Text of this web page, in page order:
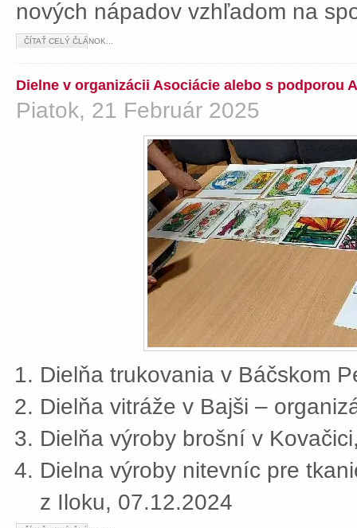
nových nápadov vzhľadom na
ČÍTAŤ CELÝ ČLÁNOK...
Dielne v organizácii Asociácie alebo s podporou
Piatok, 21 Február 2025
Dielňa trukovania v Báčskom
Dielňa vitráže v Bajši –
Dielňa výroby brošní v
Dielna výroby nitevníc pre
z Iloku, 07.12.2024